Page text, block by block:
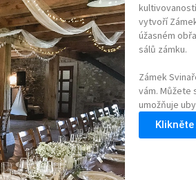
vytvoří
úžasném
sálů zámku.
Zámek
vám. Můžete
umožňuje